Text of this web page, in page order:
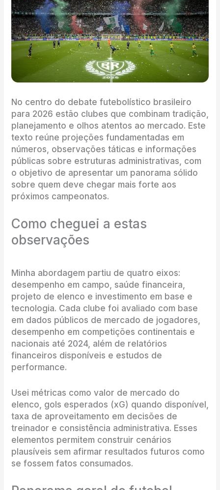
No centro do debate futebolístico brasileiro
para 2026 estão clubes que combinam tradição,
planejamento e olhos atentos ao mercado. Este
texto reúne projeções fundamentadas em
números, observações táticas e informações
públicas sobre estruturas administrativas, com
o objetivo de apresentar um panorama sólido
sobre quem deve chegar mais forte aos
próximos campeonatos.
Como cheguei a estas
observações
Minha abordagem partiu de quatro eixos:
desempenho em campo, saúde financeira,
projeto de elenco e investimento em base e
tecnologia. Cada clube foi avaliado com base
em dados públicos de mercado de jogadores,
desempenho em competições continentais e
nacionais até 2024, além de relatórios
financeiros disponíveis e estudos de
performance.
Usei métricas como valor de mercado do
elenco, gols esperados (xG) quando disponível,
taxa de aproveitamento em decisões de
treinador e consistência administrativa. Esses
elementos permitem construir cenários
plausíveis sem afirmar resultados futuros como
se fossem fatos consumados.